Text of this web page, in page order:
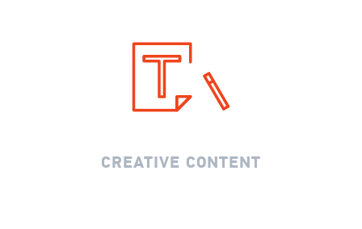
CREATIVE CONTENT